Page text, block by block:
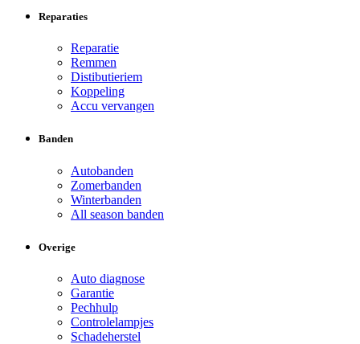
Reparaties
Reparatie
Remmen
Distibutieriem
Koppeling
Accu vervangen
Banden
Autobanden
Zomerbanden
Winterbanden
All season banden
Overige
Auto diagnose
Garantie
Pechhulp
Controlelampjes
Schadeherstel